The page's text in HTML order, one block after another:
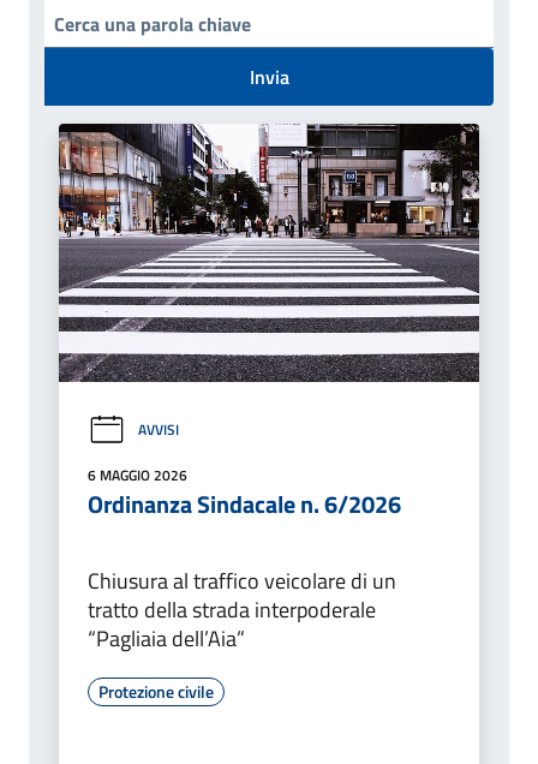
Invia
AVVISI
6 MAGGIO 2026
Ordinanza Sindacale n. 6/2026
Chiusura al traffico veicolare di un
tratto della strada interpoderale
“Pagliaia dell’Aia”
Protezione civile